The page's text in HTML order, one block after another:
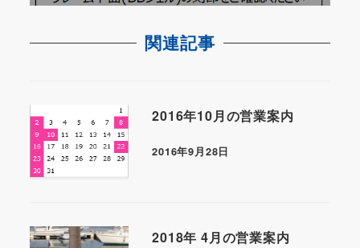
関連記事
2016年10月の営業案内
2016年9月28日
2018年 4月の営業案内